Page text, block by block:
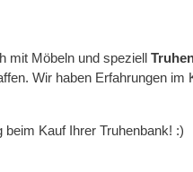
mit Möbeln und speziell
Wir haben Erfahrungen
Kauf Ihrer Truhenbank! :)